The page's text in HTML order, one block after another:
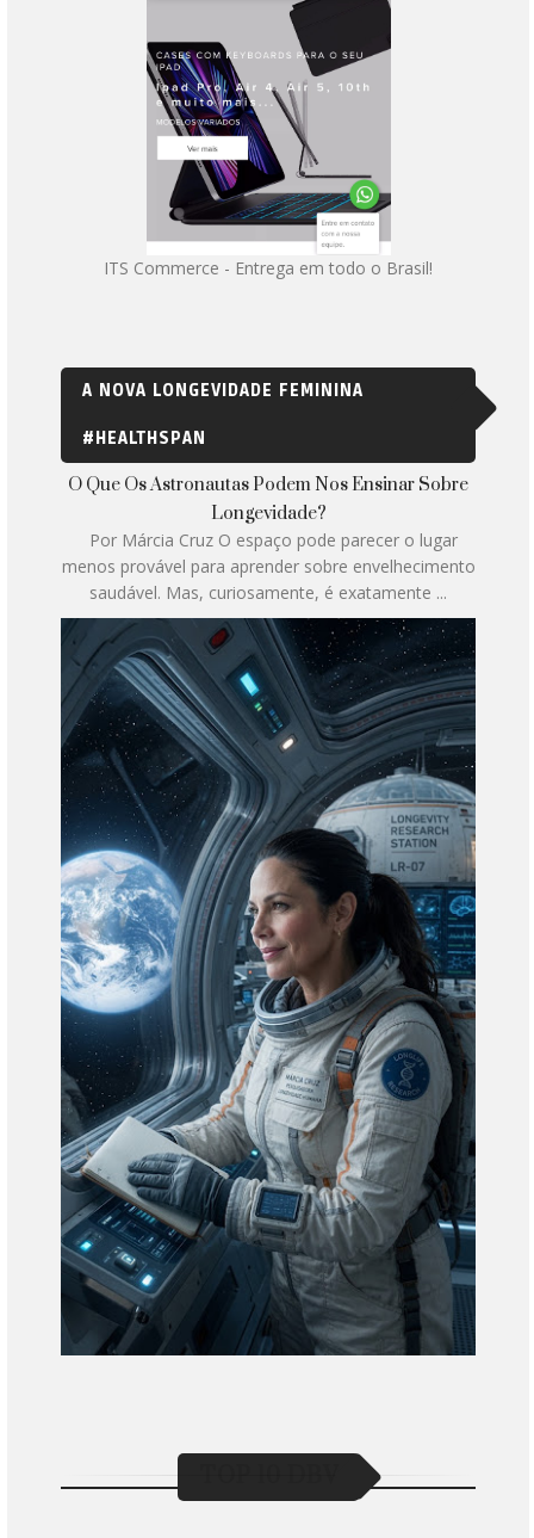
ITS Commerce - Entrega em todo o Brasil!
A NOVA LONGEVIDADE FEMININA
#HEALTHSPAN
O Que Os Astronautas Podem Nos Ensinar Sobre
Longevidade?
Por Márcia Cruz O espaço pode parecer o lugar
menos provável para aprender sobre envelhecimento
saudável. Mas, curiosamente, é exatamente ...